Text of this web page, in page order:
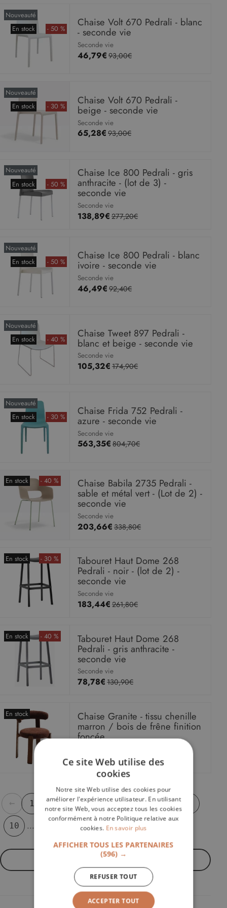
Nouveauté
En stock
- 50 % Chaise Volt 670 Pedrali - blanc
- seconde vie
Seconde vie
46,79€ 93,00€
Nouveauté
En stock
- 30 % Chaise Volt 670 Pedrali -
beige - seconde vie
Seconde vie
65,28€ 93,00€
Nouveauté
En stock
- 50 %
Chaise Ice 800 Pedrali - gris
anthracite - (lot de 3) -
seconde vie
Seconde vie
138,89€ 277,20€
Nouveauté
En stock
- 50 % Chaise Ice 800 Pedrali - blanc
ivoire - seconde vie
Seconde vie
46,49€ 92,40€
Nouveauté
En stock
- 40 % Chaise Tweet 897 Pedrali -
blanc et beige - seconde vie
Seconde vie
105,32€ 174,90€
Nouveauté
En stock
- 30 % Chaise Frida 752 Pedrali -
azure - seconde vie
Seconde vie
563,35€ 804,70€
En stock - 40 % Chaise Babila 2735 Pedrali -
sable et métal vert - (Lot de 2) -
seconde vie
Seconde vie
203,66€ 338,80€
En stock - 30 % Tabouret Haut Dome 268
Pedrali - noir - (lot de 2) -
seconde vie
Seconde vie
183,44€ 261,80€
En stock - 40 % Tabouret Haut Dome 268
Pedrali - gris anthracite -
seconde vie
Seconde vie
78,78€ 130,90€
En stock Chaise Granite - tissu chenille
marron / bois de frêne finition
foncée
379,00€
← 1 2 3 4 5 6 7 8
10 ... →
de produits
Ce site Web utilise des
cookies
Notre site Web utilise des cookies pour
améliorer l'expérience utilisateur. En utilisant
notre site Web, vous acceptez tous les cookies
conformément à notre Politique relative aux
cookies. En savoir plus
AFFICHER TOUS LES PARTENAIRES
(596) →
ACCEPTER TOUT
REFUSER TOUT